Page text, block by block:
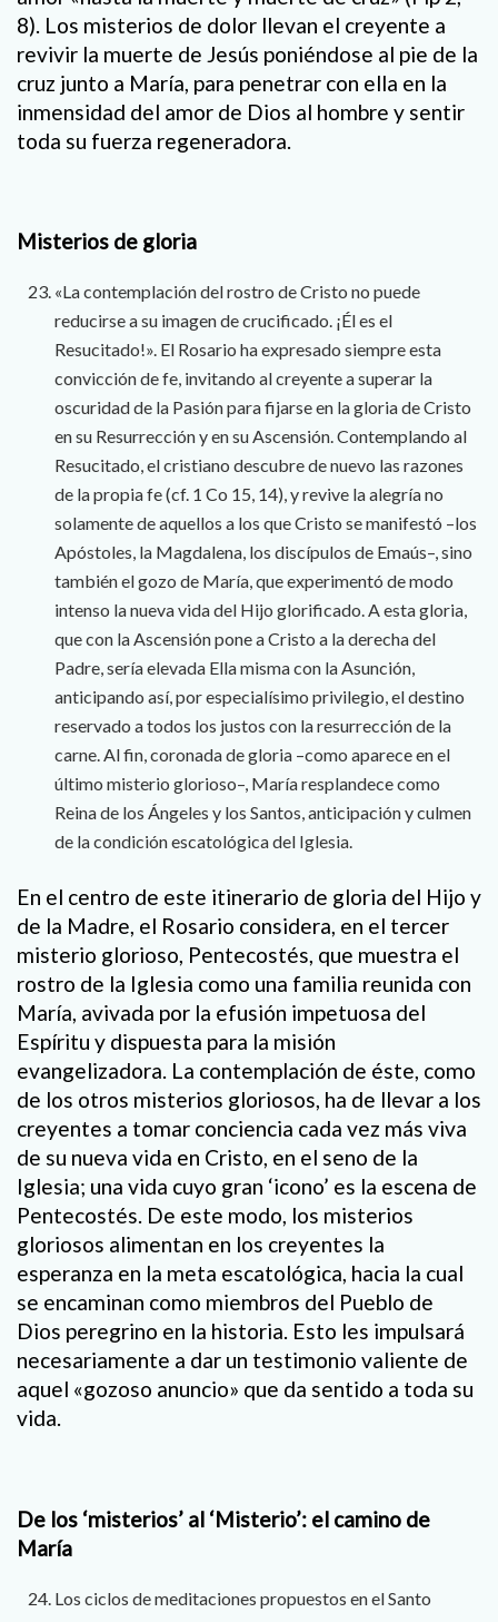
8). Los misterios de dolor llevan el creyente a
revivir la muerte de Jesús poniéndose al pie de la
cruz junto a María, para penetrar con ella en la
inmensidad del amor de Dios al hombre y sentir
toda su fuerza regeneradora.
Misterios de gloria
«La contemplación del rostro de Cristo no puede
reducirse a su imagen de crucificado. ¡Él es el
Resucitado!». El Rosario ha expresado siempre esta
convicción de fe, invitando al creyente a superar la
oscuridad de la Pasión para fijarse en la gloria de Cristo
en su Resurrección y en su Ascensión. Contemplando al
Resucitado, el cristiano descubre de nuevo las razones
de la propia fe (cf. 1 Co 15, 14), y revive la alegría no
solamente de aquellos a los que Cristo se manifestó –los
Apóstoles, la Magdalena, los discípulos de Emaús–, sino
también el gozo de María, que experimentó de modo
intenso la nueva vida del Hijo glorificado. A esta gloria,
que con la Ascensión pone a Cristo a la derecha del
Padre, sería elevada Ella misma con la Asunción,
anticipando así, por especialísimo privilegio, el destino
reservado a todos los justos con la resurrección de la
carne. Al fin, coronada de gloria –como aparece en el
último misterio glorioso–, María resplandece como
Reina de los Ángeles y los Santos, anticipación y culmen
de la condición escatológica del Iglesia.
En el centro de este itinerario de gloria del Hijo y
de la Madre, el Rosario considera, en el tercer
misterio glorioso, Pentecostés, que muestra el
rostro de la Iglesia como una familia reunida con
María, avivada por la efusión impetuosa del
Espíritu y dispuesta para la misión
evangelizadora. La contemplación de éste, como
de los otros misterios gloriosos, ha de llevar a los
creyentes a tomar conciencia cada vez más viva
de su nueva vida en Cristo, en el seno de la
Iglesia; una vida cuyo gran ‘icono’ es la escena de
Pentecostés. De este modo, los misterios
gloriosos alimentan en los creyentes la
esperanza en la meta escatológica, hacia la cual
se encaminan como miembros del Pueblo de
Dios peregrino en la historia. Esto les impulsará
necesariamente a dar un testimonio valiente de
aquel «gozoso anuncio» que da sentido a toda su
vida.
De los ‘misterios’ al ‘Misterio’: el camino de
María
Los ciclos de meditaciones propuestos en el Santo